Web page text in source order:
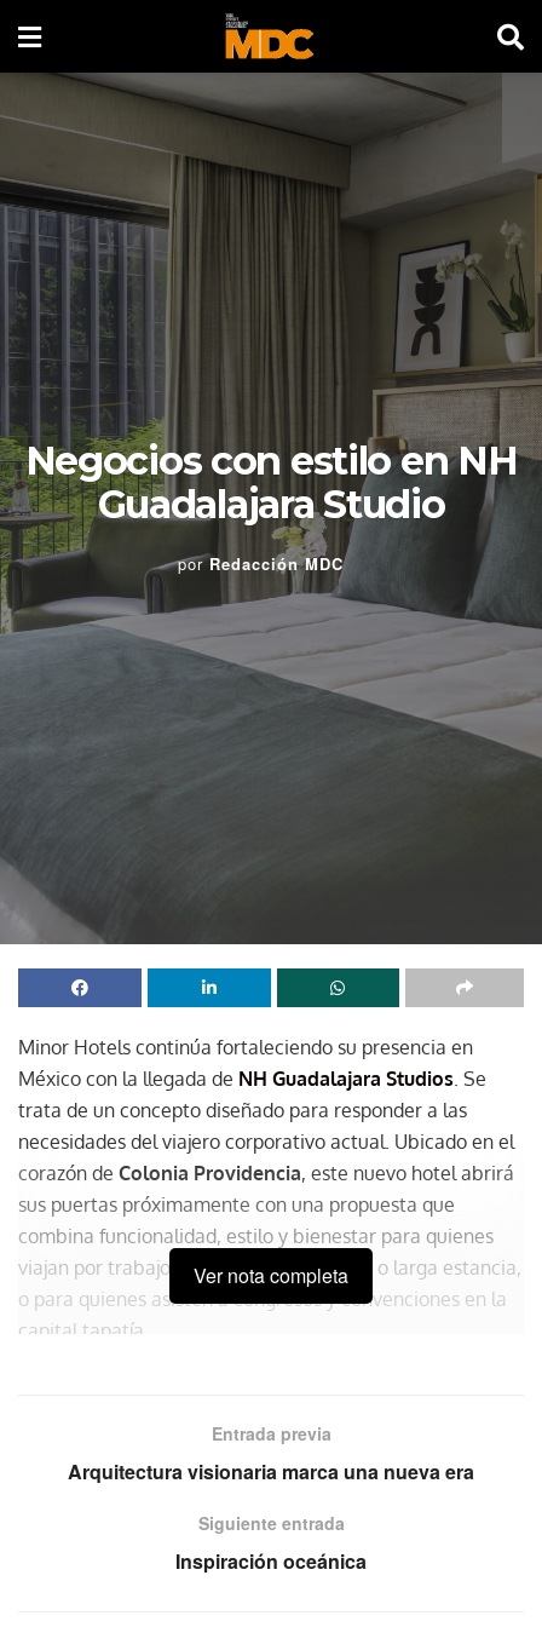
Negocios con estilo en NH
Guadalajara Studio
por Redacción MDC
Minor Hotels continúa fortaleciendo su presencia en
México con la llegada de NH Guadalajara Studios. Se
trata de un concepto diseñado para responder a las
necesidades del viajero corporativo actual. Ubicado en el
corazón de Colonia Providencia, este nuevo hotel abrirá
sus puertas próximamente con una propuesta que
combina funcionalidad, estilo y bienestar para quienes
viajan por trabajo, proyectos de mediana o larga estancia,
o para quienes asisten a congresos y convenciones en la
capital tapatía.
Ver nota completa
Entrada previa
Arquitectura visionaria marca una nueva era
Siguiente entrada
Inspiración oceánica